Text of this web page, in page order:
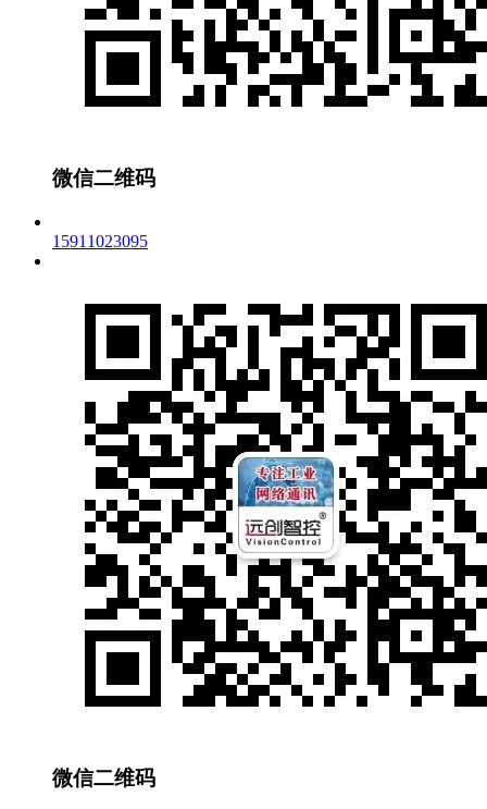
微信二维码
15911023095
微信二维码